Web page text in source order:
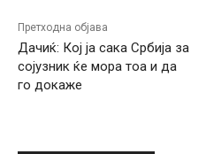
Претходна објава
Дачиќ: Кој ја сака Србија за
сојузник ќе мора тоа и да
го докаже